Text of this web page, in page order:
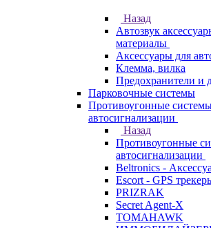
Назад
Автозвук
материалы
Аксессуары для
Клемма, вилка
Предохранители и
Парковочные системы
Противоугонные
автосигнализации
Назад
Противоугонные
автосигнализации
Beltronics -
Escort - GPS
PRIZRAK
Secret Agent-X
TOMAHAWK